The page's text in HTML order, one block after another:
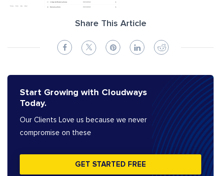
Share This Article
Start Growing with Cloudways
Today.
Our Clients Love us because we never
compromise on these
GET STARTED FREE